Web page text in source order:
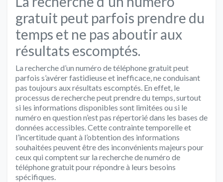
gratuit peut parfois prendre du
temps et ne pas aboutir aux
résultats escomptés.
La recherche d’un numéro de téléphone gratuit peut
parfois s’avérer fastidieuse et inefficace, ne conduisant
pas toujours aux résultats escomptés. En effet, le
processus de recherche peut prendre du temps, surtout
si les informations disponibles sont limitées ou si le
numéro en question n’est pas répertorié dans les bases de
données accessibles. Cette contrainte temporelle et
l’incertitude quant à l’obtention des informations
souhaitées peuvent être des inconvénients majeurs pour
ceux qui comptent sur la recherche de numéro de
téléphone gratuit pour répondre à leurs besoins
spécifiques.